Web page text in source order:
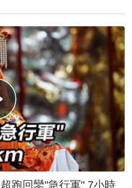
跑回鑾"急行軍" 7小時